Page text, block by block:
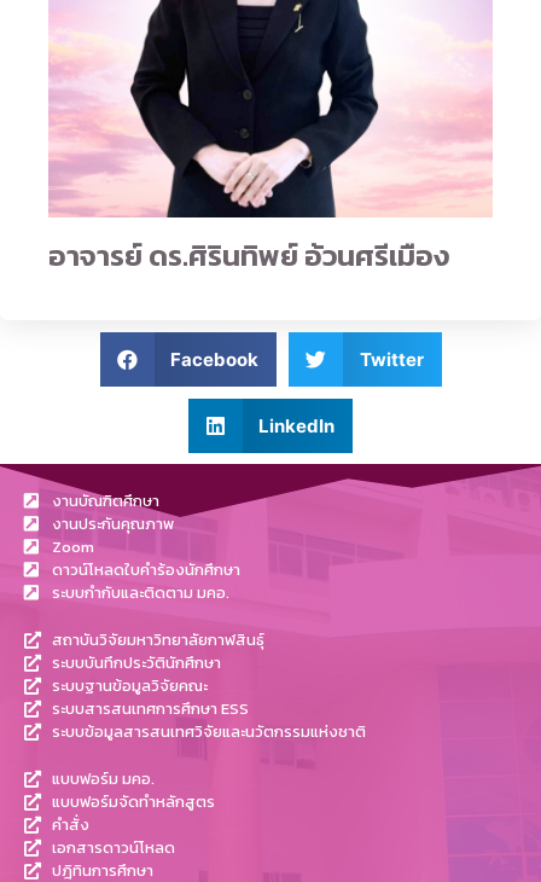
อาจารย์ ดร.ศิรินทิพย์ อ้วนศรีเมือง
Facebook Twitter
LinkedIn
งานบัณฑิตศึกษา
งานประกันคุณภาพ
Zoom
ดาวน์โหลดใบคำร้องนักศึกษา
ระบบกำกับและติดตาม มคอ.
สถาบันวิจัยมหาวิทยาลัยกาฬสินธุ์
ระบบบันทึกประวัตินักศึกษา
ระบบฐานข้อมูลวิจัยคณะ
ระบบสารสนเทศการศึกษา ESS
ระบบข้อมูลสารสนเทศวิจัยและนวัตกรรมแห่งชาติ
แบบฟอร์ม มคอ.
แบบฟอร์มจัดทำหลักสูตร
คำสั่ง
เอกสารดาวน์โหลด
ปฎิทินการศึกษา